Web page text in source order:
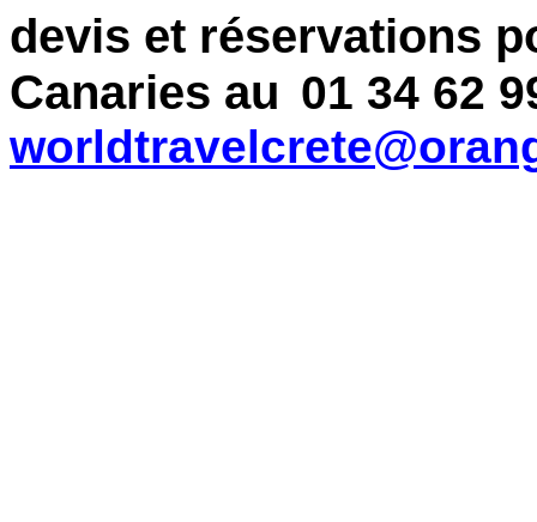
devis et réservations
Canaries au 01 34 62